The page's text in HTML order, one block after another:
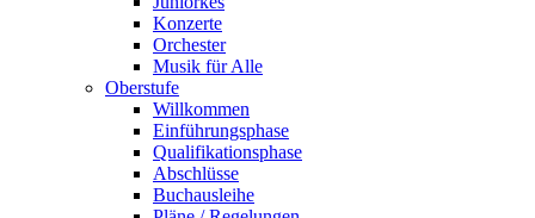
Konzerte
Orchester
Musik für Alle
Oberstufe
Willkommen
Einführungsphase
Qualifikationsphase
Abschlüsse
Buchausleihe